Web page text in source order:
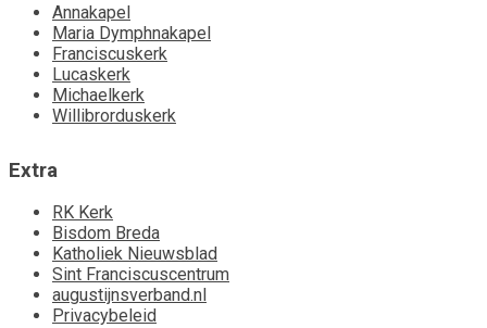
Annakapel
Maria Dymphnakapel
Franciscuskerk
Lucaskerk
Michaelkerk
Willibrorduskerk
Extra
RK Kerk
Bisdom Breda
Katholiek Nieuwsblad
Sint Franciscuscentrum
augustijnsverband.nl
Privacybeleid